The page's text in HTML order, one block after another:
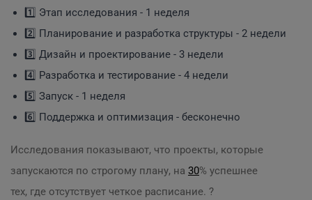
1️⃣ Этап исследования - 1 неделя
2️⃣ Планирование и разработка структуры - 2 недели
3️⃣ Дизайн и проектирование - 3 недели
4️⃣ Разработка и тестирование - 4 недели
5️⃣ Запуск - 1 неделя
6️⃣ Поддержка и оптимизация - бесконечно
Исследования показывают, что проекты, которые
запускаются по строгому плану, на 30% успешнее
тех, где отсутствует четкое расписание. ?